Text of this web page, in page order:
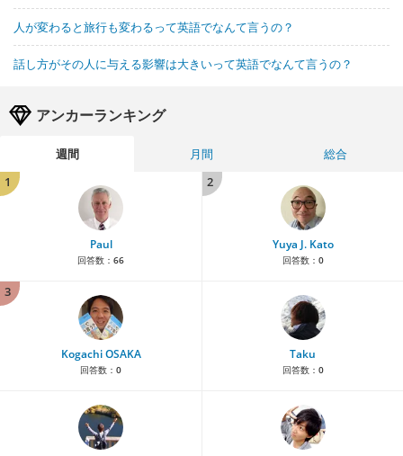
人が変わると旅行も変わるって英語でなんて言うの？
話し方がその人に与える影響は大きいって英語でなんて言うの？
アンカーランキング
週間 月間
総合
1
Paul
回答数： 66
2
Yuya J. Kato
回答数： 0
3
Kogachi OSAKA
回答数： 0
Taku
回答数： 0